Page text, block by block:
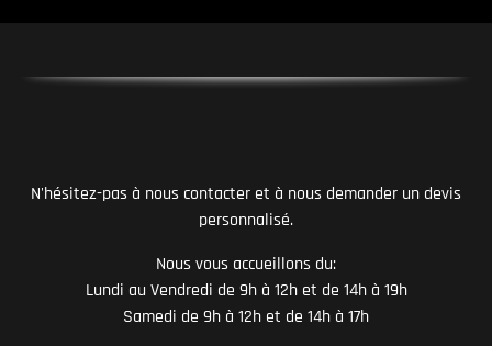
N'hésitez-pas à nous contacter et à nous demander un devis
personnalisé.
Nous vous accueillons du:
Lundi au Vendredi de 9h à 12h et de 14h à 19h
Samedi de 9h à 12h et de 14h à 17h